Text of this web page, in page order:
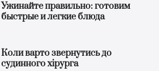
Ужинайте правильно: готовим
быстрые и легкие блюда
Коли варто звернутись до
судинного хірурга